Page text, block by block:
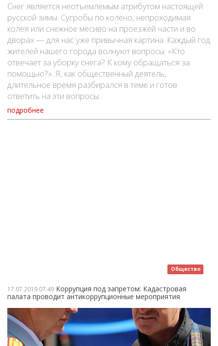
Снег является неотъемлемым атрибутом настоящей
русской зимы. Сугробы по колено, непроходимая
колея или снежное месиво на проезжей части и во
дворах — для нас уже привычная картина. Каждый год
жителей нашего города волнуют вопросы: «Кто
отвечает за уборку снега? К кому обращаться за
помощью?». Я, как общественный деятель,
длительное время разбирался в теме и готов
ответить на эти вопросы.
подробнее
Общество
17.07.2019 07.49 Коррупция под запретом: Кадастровая
палата проводит антикоррупционные мероприятия